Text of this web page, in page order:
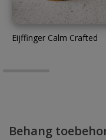
Eijffinger Calm Crafted
Behang